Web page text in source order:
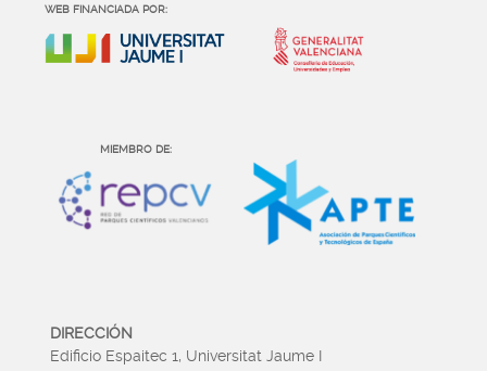
WEB FINANCIADA POR:
MIEMBRO DE:
DIRECCIÓN
Edificio Espaitec 1, Universitat Jaume I